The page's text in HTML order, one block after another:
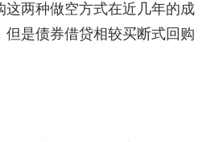
这两种做空方式在近几年的成
但是债券借贷相较买断式回购